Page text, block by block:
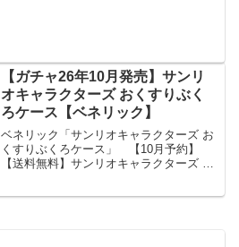
【ガチャ26年10月発売】サンリ
オキャラクターズ おくすりぶく
ろケース【ベネリック】
ベネリック「サンリオキャラクターズ お
くすりぶくろケース」 【10月予約】
【送料無料】サンリオキャラクターズ お